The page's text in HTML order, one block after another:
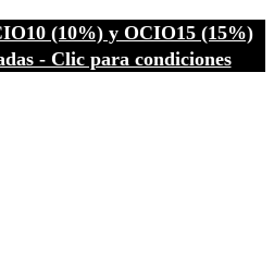
(10%) y OCIO15 (15%)
- Clic para condiciones